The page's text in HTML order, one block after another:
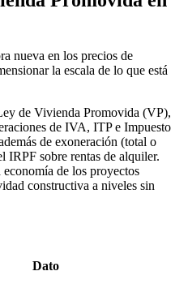
nueva en los precios de
la escala de lo que está
de Vivienda Promovida (VP),
de IVA, ITP e Impuesto
de exoneración (total o
IRPF sobre rentas de alquiler.
de los proyectos
constructiva a niveles sin
Dato